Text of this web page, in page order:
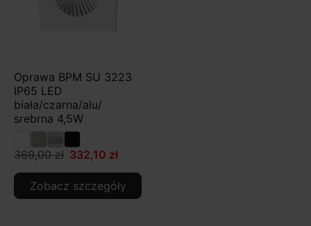
Oprawa BPM SU 3223
IP65 LED
biała/czarna/alu/
srebrna 4,5W
369,00 zł 332,10 zł
Zobacz szczegóły